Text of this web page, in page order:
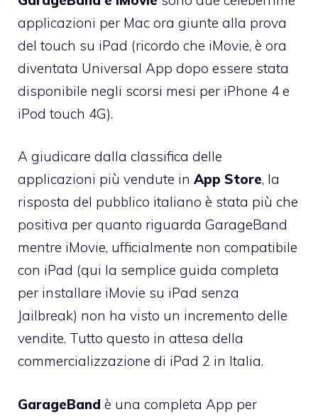
applicazioni per Mac ora giunte alla prova
del touch su iPad (ricordo che iMovie, è ora
diventata Universal App dopo essere stata
disponibile negli scorsi mesi per iPhone 4 e
iPod touch 4G).
A giudicare dalla classifica delle
applicazioni più vendute in App Store, la
risposta del pubblico italiano è stata più che
positiva per quanto riguarda GarageBand
mentre iMovie, ufficialmente non compatibile
con iPad (qui la semplice guida completa
per installare iMovie su iPad senza
Jailbreak) non ha visto un incremento delle
vendite. Tutto questo in attesa della
commercializzazione di iPad 2 in Italia.
GarageBand è una completa App per